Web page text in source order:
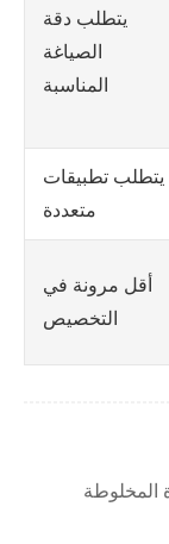
يتطلب دقة
الصياغة
المناسبة
يتطلب تطبيقات
متعددة
أقل مرونة في
التخصيص
المخلوطة